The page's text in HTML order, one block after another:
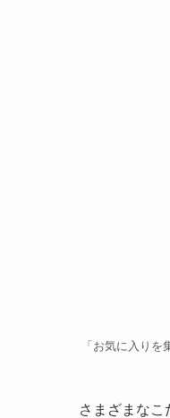
「お気に入り
さまざまな